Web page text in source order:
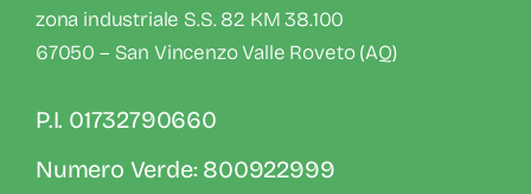
zona industriale S.S. 82 KM 38.100
67050 – San Vincenzo Valle Roveto (AQ)
P.I. 01732790660
Numero Verde: 800922999